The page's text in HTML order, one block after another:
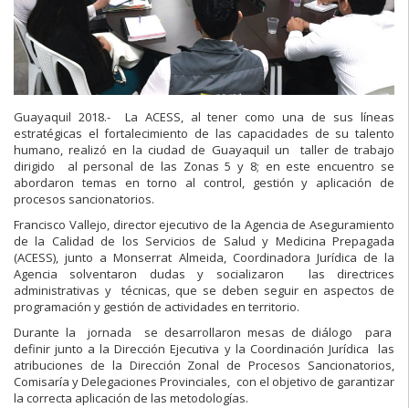
Guayaquil 2018.- La ACESS, al tener como una de sus líneas
estratégicas el fortalecimiento de las capacidades de su talento
humano, realizó en la ciudad de Guayaquil un taller de trabajo
dirigido al personal de las Zonas 5 y 8; en este encuentro se
abordaron temas en torno al control, gestión y aplicación de
procesos sancionatorios.
Francisco Vallejo, director ejecutivo de la Agencia de Aseguramiento
de la Calidad de los Servicios de Salud y Medicina Prepagada
(ACESS), junto a Monserrat Almeida, Coordinadora Jurídica de la
Agencia solventaron dudas y socializaron las directrices
administrativas y técnicas, que se deben seguir en aspectos de
programación y gestión de actividades en territorio.
Durante la jornada se desarrollaron mesas de diálogo para
definir junto a la Dirección Ejecutiva y la Coordinación Jurídica las
atribuciones de la Dirección Zonal de Procesos Sancionatorios,
Comisaría y Delegaciones Provinciales, con el objetivo de garantizar
la correcta aplicación de las metodologías.